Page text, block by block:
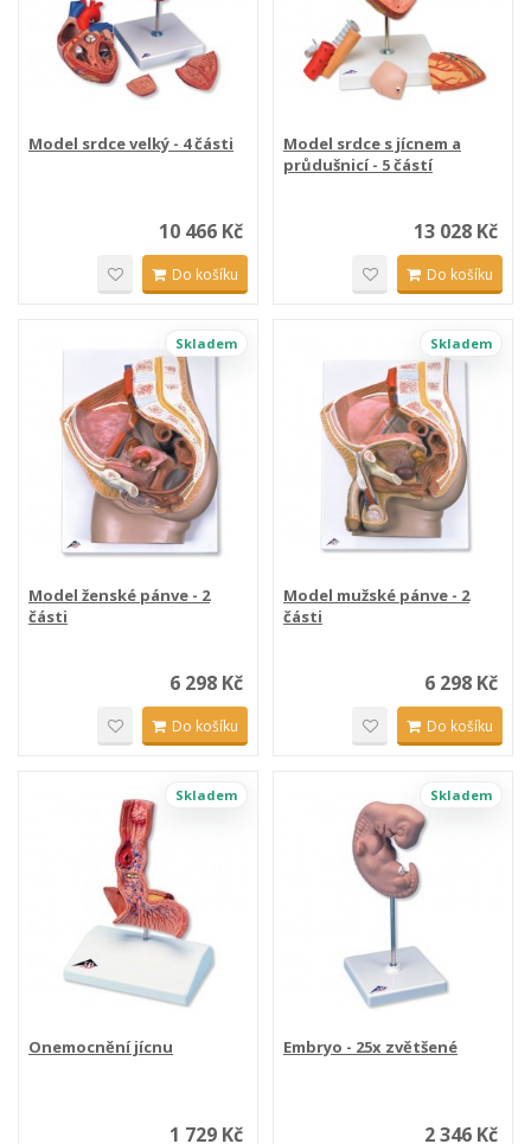
Model srdce velký - 4 části
10 466 Kč
Do košíku
Model srdce s jícnem a
průdušnicí - 5 částí
13 028 Kč
Do košíku
Skladem
Model ženské pánve - 2
části
6 298 Kč
Do košíku
Skladem
Model mužské pánve - 2
části
6 298 Kč
Do košíku
Skladem
Onemocnění jícnu
1 729 Kč
Skladem
Embryo - 25x zvětšené
2 346 Kč